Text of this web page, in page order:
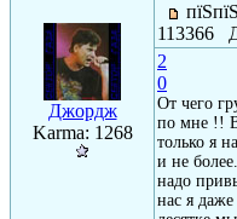
Джордж
Karma: 1268
113366
2
0
От чего
по мне !!
только я
и не
надо
нас я